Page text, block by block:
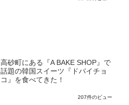
高砂町にある『A BAKE SHOP』で
話題の韓国スイーツ『ドバイチョ
コ』を食べてきた！
207件のビュー